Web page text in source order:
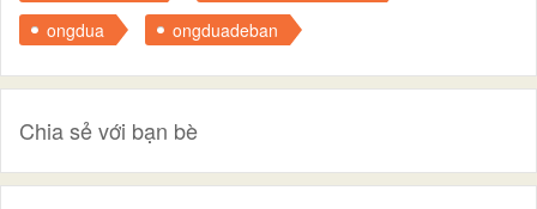
ongdua
ongduadeban
Chia sẻ với bạn bè